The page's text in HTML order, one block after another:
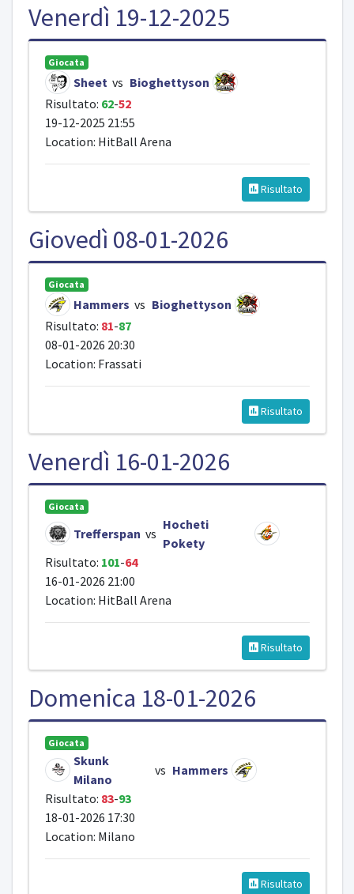
Venerdì 19-12-2025
Giocata
Sheet vs Bioghettyson
Risultato: 62-52
19-12-2025 21:55
Location: HitBall Arena
Risultato
Giovedì 08-01-2026
Giocata
Hammers vs Bioghettyson
Risultato: 81-87
08-01-2026 20:30
Location: Frassati
Risultato
Venerdì 16-01-2026
Giocata
Trefferspan vs
Hocheti
Pokety
Risultato: 101-64
16-01-2026 21:00
Location: HitBall Arena
Risultato
Domenica 18-01-2026
Giocata
Skunk
Milano
vs Hammers
Risultato: 83-93
18-01-2026 17:30
Location: Milano
Risultato